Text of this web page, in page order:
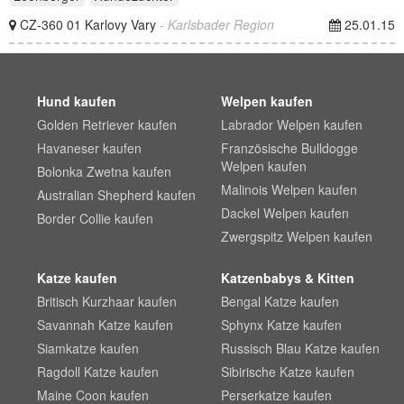
CZ-360 01 Karlovy Vary - Karlsbader Region 25.01.15
Hund kaufen
Golden Retriever kaufen
Havaneser kaufen
Bolonka Zwetna kaufen
Australian Shepherd kaufen
Border Collie kaufen
Welpen kaufen
Labrador Welpen kaufen
Französische Bulldogge
Welpen kaufen
Malinois Welpen kaufen
Dackel Welpen kaufen
Zwergspitz Welpen kaufen
Katze kaufen
Britisch Kurzhaar kaufen
Savannah Katze kaufen
Siamkatze kaufen
Ragdoll Katze kaufen
Maine Coon kaufen
Katzenbabys & Kitten
Bengal Katze kaufen
Sphynx Katze kaufen
Russisch Blau Katze kaufen
Sibirische Katze kaufen
Perserkatze kaufen